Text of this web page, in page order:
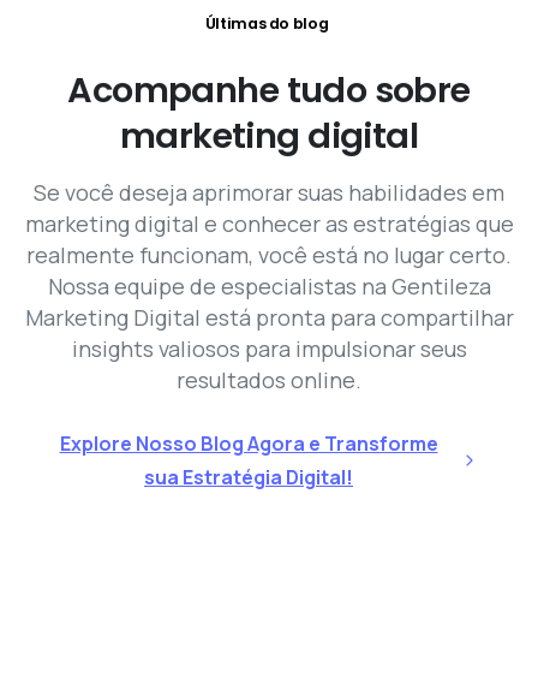
Últimas do blog
Acompanhe tudo sobre
marketing digital
Se você deseja aprimorar suas habilidades em
marketing digital e conhecer as estratégias que
realmente funcionam, você está no lugar certo.
Nossa equipe de especialistas na Gentileza
Marketing Digital está pronta para compartilhar
insights valiosos para impulsionar seus
resultados online.
Explore Nosso Blog Agora e Transforme
sua Estratégia Digital!